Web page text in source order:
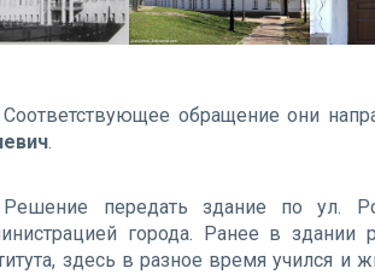
Соответствующее обращение они
.
Решение передать здание по ул.
города. Ранее в здании
здесь в разное время учился